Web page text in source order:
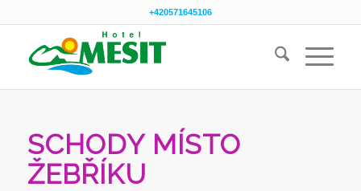
+420571645106
SCHODY MÍSTO
ŽEBŘÍKU